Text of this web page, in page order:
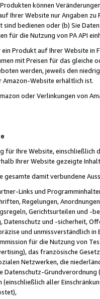
können
Ihrer Website nur Angaben
bedienen oder (b) Sie
für die Nutzung von PA API
Produkt auf Ihrer Website
mit Preisen für das
werden, jeweils den
Amazon-Website erhältlich ist.
oder Verlinkungen von
für Ihre Website,
Ihrer Website gezeigte
gesamte damit verbundene
Links und
Regelungen,
Gerichtsurteilen und -
und -sicherheit,
und unmissverständlich
für die Nutzung von
das französische
Netzwerken, die
aller